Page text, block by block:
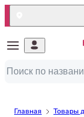
Главная Товары